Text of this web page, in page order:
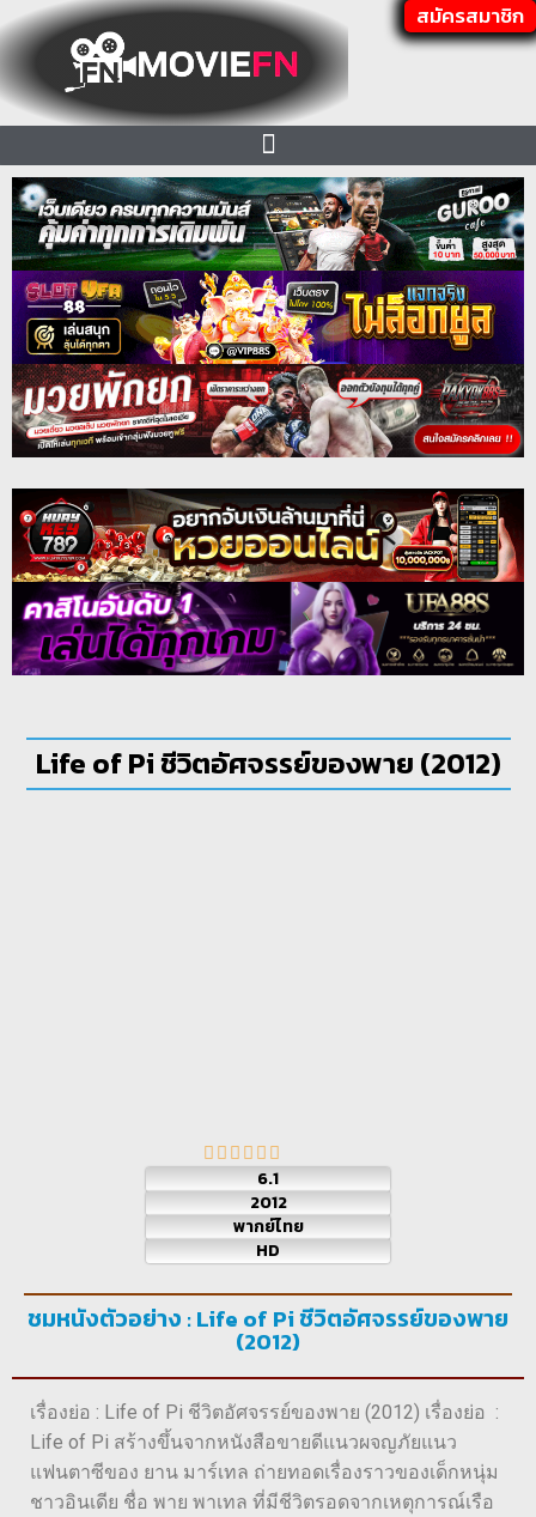
สมัครสมาชิก
Life of Pi ชีวิตอัศจรรย์ของพาย (2012)
6.1
2012
พากย์ไทย
HD
ชมหนังตัวอย่าง : Life of Pi ชีวิตอัศจรรย์ของพาย
(2012)
เรื่องย่อ : Life of Pi ชีวิตอัศจรรย์ของพาย (2012) เรื่องย่อ :
Life of Pi สร้างขึ้นจากหนังสือขายดีแนวผจญภัยแนว
แฟนตาซีของ ยาน มาร์เทล ถ่ายทอดเรื่องราวของเด็กหนุ่ม
ชาวอินเดีย ชื่อ พาย พาเทล ที่มีชีวิตรอดจากเหตุการณ์เรือ